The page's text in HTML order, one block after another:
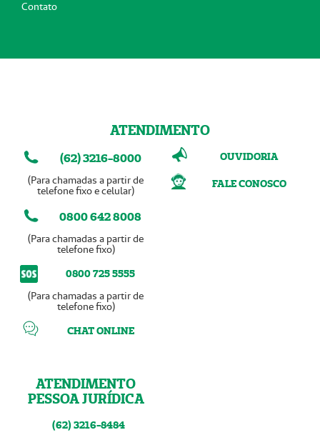
Contato
ATENDIMENTO
(62) 3216-8000
(Para chamadas a partir de
telefone fixo e celular)
0800 642 8008
(Para chamadas a partir de
telefone fixo)
0800 725 5555
(Para chamadas a partir de
telefone fixo)
CHAT ONLINE
ATENDIMENTO
PESSOA JURÍDICA
(62) 3216-8484
OUVIDORIA
FALE CONOSCO